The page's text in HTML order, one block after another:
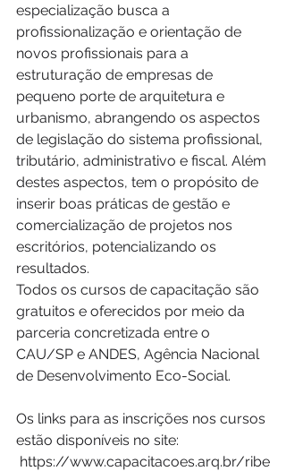
especialização busca a
profissionalização e orientação de
novos profissionais para a
estruturação de empresas de
pequeno porte de arquitetura e
urbanismo, abrangendo os aspectos
de legislação do sistema profissional,
tributário, administrativo e fiscal. Além
destes aspectos, tem o propósito de
inserir boas práticas de gestão e
comercialização de projetos nos
escritórios, potencializando os
resultados.
Todos os cursos de capacitação são
gratuitos e oferecidos por meio da
parceria concretizada entre o
CAU/SP e ANDES, Agência Nacional
de Desenvolvimento Eco-Social.
Os links para as inscrições nos cursos
estão disponíveis no site:
https://www.capacitacoes.arq.br/ribe